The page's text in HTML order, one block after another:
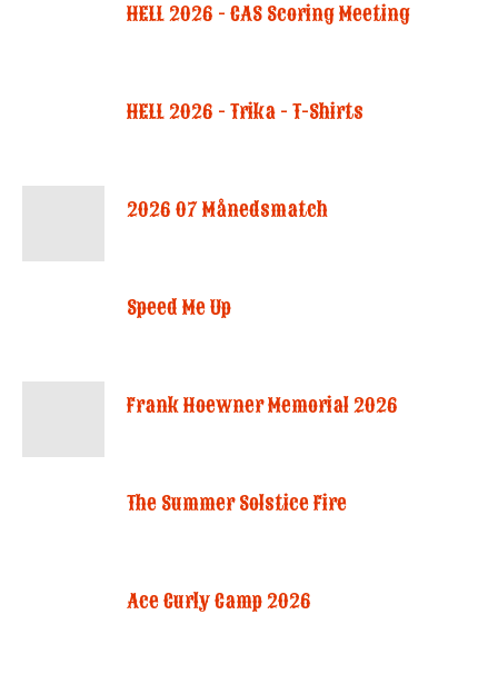
HELL 2026 - CAS Scoring Meeting
HELL 2026 - Trika - T-Shirts
2026 07 Månedsmatch
Speed Me Up
Frank Hoewner Memorial 2026
The Summer Solstice Fire
Ace Curly Camp 2026